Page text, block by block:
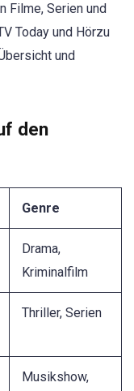
Filme, Serien und
Today und Hörzu
und
den
Genre
Drama,
Kriminalfilm
Thriller, Serien
Musikshow,